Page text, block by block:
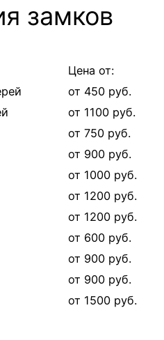
замков
Цена от:
от 450 руб.
от 1100 руб.
от 750 руб.
от 900 руб.
от 1000 руб.
от 1200 руб.
от 1200 руб.
от 600 руб.
от 900 руб.
от 900 руб.
от 1500 руб.